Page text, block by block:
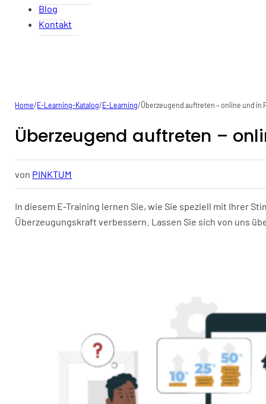
Blog
Kontakt
Home/ E-Learning-Katalog/ E-Learning/Überzeugend auftreten – online und in
Überzeugend auftreten –
von PINKTUM
In diesem E-Training lernen Sie, wie Sie speziell mit Ihrer
Überzeugungskraft verbessern. Lassen Sie sich von uns